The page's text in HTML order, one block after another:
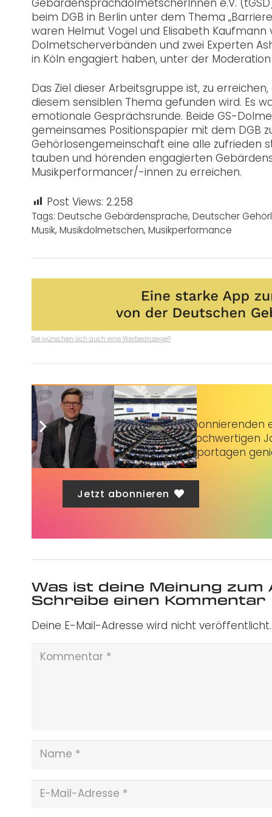
GebärdensprachdolmetscherInnen e.V.
beim DGB in Berlin unter dem Thema
waren Helmut Vogel und Elisabeth
Dolmetscherverbänden und zwei Experten
in Köln engagiert haben, unter der
Das Ziel dieser Arbeitsgruppe ist, zu
diesem sensiblen Thema gefunden wird. Es
emotionale Gesprächsrunde. Beide GS-
gemeinsames Positionspapier mit dem DGB
Gehörlosengemeinschaft eine alle zufrieden
tauben und hörenden engagierten
Musikperformancer/-innen zu erreichen.
Post Views: 2.258
Tags: Deutsche Gebärdensprache, Deutscher
Musik, Musikdolmetschen, Musikperformance
Sie wünschen sich auch eine Werbeanzeige?
Taubenschlag+bietet Abonnierenden
3 € im Monat kannst du hochwertigen
erstklassige Artikel und Reportagen
Jetzt abonnieren
Was ist deine Meinung zum
Schreibe einen Kommentar
Deine E-Mail-Adresse wird nicht veröffentlicht.